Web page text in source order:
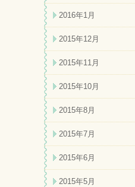
2016年1月
2015年12月
2015年11月
2015年10月
2015年8月
2015年7月
2015年6月
2015年5月